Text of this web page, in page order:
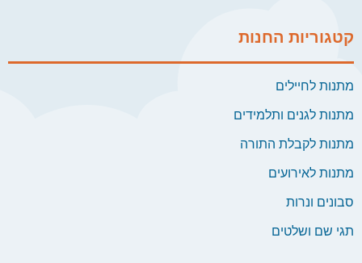
קטגוריות החנות
מתנות לחיילים
מתנות לגנים ותלמידים
מתנות לקבלת התורה
מתנות לאירועים
סבונים ונרות
תגי שם ושלטים